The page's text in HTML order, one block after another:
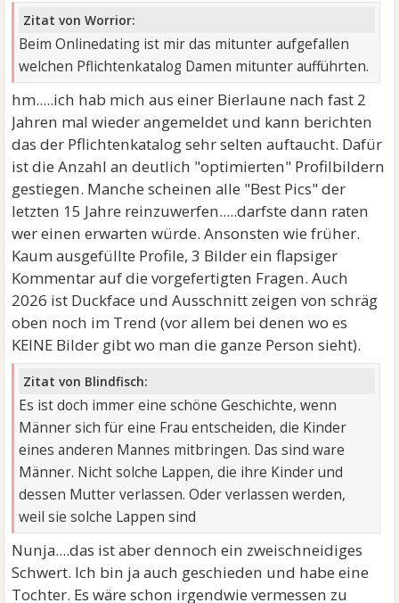
Zitat von Worrior:
Beim Onlinedating ist mir das mitunter aufgefallen
welchen Pflichtenkatalog Damen mitunter aufführten.
hm.....ich hab mich aus einer Bierlaune nach fast 2
Jahren mal wieder angemeldet und kann berichten
das der Pflichtenkatalog sehr selten auftaucht. Dafür
ist die Anzahl an deutlich "optimierten" Profilbildern
gestiegen. Manche scheinen alle "Best Pics" der
letzten 15 Jahre reinzuwerfen.....darfste dann raten
wer einen erwarten würde. Ansonsten wie früher.
Kaum ausgefüllte Profile, 3 Bilder ein flapsiger
Kommentar auf die vorgefertigten Fragen. Auch
2026 ist Duckface und Ausschnitt zeigen von schräg
oben noch im Trend (vor allem bei denen wo es
KEINE Bilder gibt wo man die ganze Person sieht).
Zitat von Blindfisch:
Es ist doch immer eine schöne Geschichte, wenn
Männer sich für eine Frau entscheiden, die Kinder
eines anderen Mannes mitbringen. Das sind ware
Männer. Nicht solche Lappen, die ihre Kinder und
dessen Mutter verlassen. Oder verlassen werden,
weil sie solche Lappen sind
Nunja....das ist aber dennoch ein zweischneidiges
Schwert. Ich bin ja auch geschieden und habe eine
Tochter. Es wäre schon irgendwie vermessen zu